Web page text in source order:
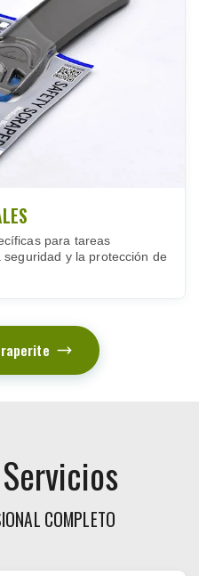
para tareas
y la protección de
COMPLETO